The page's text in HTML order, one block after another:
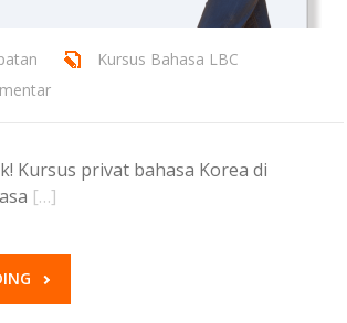
Kursus Bahasa LBC
Kursus privat bahasa Korea di
[…]